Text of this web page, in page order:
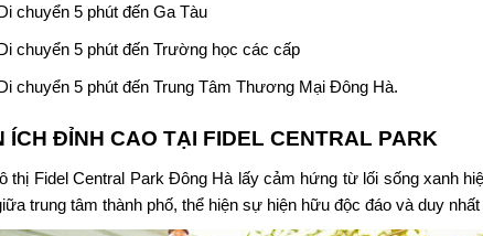
chuyển 5 phút đến Ga Tàu
chuyển 5 phút đến Trường học các cấp
chuyển 5 phút đến Trung Tâm Thương Mại Đông Hà.
ÍCH ĐỈNH CAO TẠI FIDEL CENTRAL PARK
thị Fidel Central Park Đông Hà lấy cảm hứng từ lối sống xanh
trung tâm thành phố, thể hiện sự hiện hữu độc đáo và duy nhất